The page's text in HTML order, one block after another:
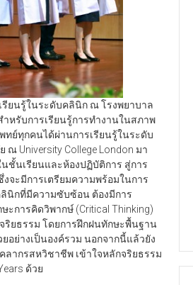
ยนรู้ในระดับคลินิก ณ โรงพยาบาล
หรับการเรียนรู้การทำงานในสภาพ
ย์ทุกคนได้ผ่านการเรียนรู้ในระดับ
University College London มา
นชั้นเรียนและห้องปฏิบัติการ สู่การ
จะมีการเตรียมความพร้อมในการ
ลินิกที่มีความซับซ้อน ต้องมีการ
การคิดวิพากษ์ (Critical Thinking)
ยธรรม โดยการฝึกฝนทักษะพื้นฐาน
อย่างเป็นองค์รวม นอกจากนี้แล้วยัง
ากรสหวิชาชีพ เข้าใจหลักจริยธรรม
ด้วย